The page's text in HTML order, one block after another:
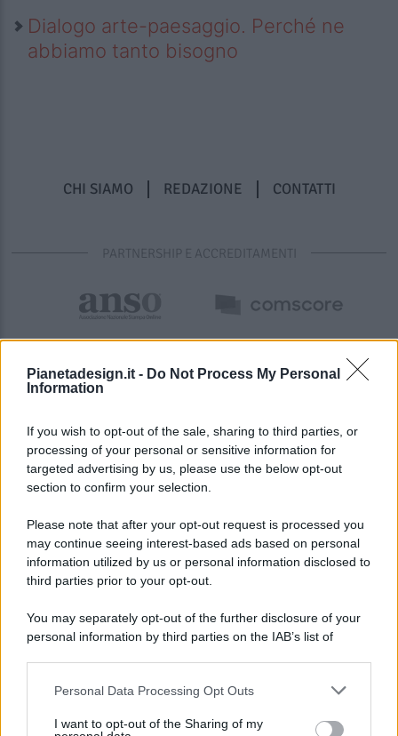
Pianetadesign.it - Do Not Process My Personal
Information
If you wish to opt-out of the sale, sharing to third parties, or
processing of your personal or sensitive information for
targeted advertising by us, please use the below opt-out
section to confirm your selection.
Please note that after your opt-out request is processed you
may continue seeing interest-based ads based on personal
information utilized by us or personal information disclosed to
third parties prior to your opt-out.
You may separately opt-out of the further disclosure of your
personal information by third parties on the IAB’s list of
This information may also be disclosed by us to third parties
disclose it to other third parties.
Personal Data Processing Opt Outs
I want to opt-out of the Sharing of my
Dialogo arte-paesaggio. Perché ne
abbiamo tanto bisogno
CHI SIAMO REDAZIONE CONTATTI
PARTNERSHIP E ACCREDITAMENTI
© 2026 - Pianeta Design - P.IVA 04827280654 - Testata
Registrata Al Tribunale Di Nocera Inferiore N. 8/2020 - RG N.
ISCRIZIONE AL ROC N. 35792 – ISCRITTA ALL’ANSO
(ASSOCIAZIONE NAZIONALE STAMPA ONLINE)
PREFERENZE PRIVACY